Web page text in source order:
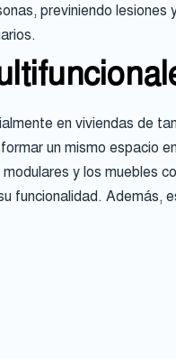
previniendo lesiones
en viviendas de
un mismo espacio
y los muebles
funcionalidad. Además,